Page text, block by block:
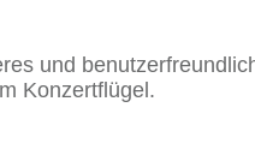
und
Konzertflügel.